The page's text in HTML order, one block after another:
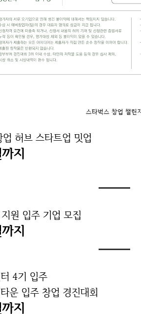
스타벅스 창업 챌린
허브 스타트업 밋업
지
원 입주 기업 모집
지
4기 입주
운 입주 창업 경진대회
지